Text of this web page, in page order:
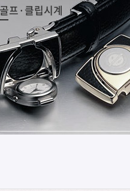
골프·클립시계